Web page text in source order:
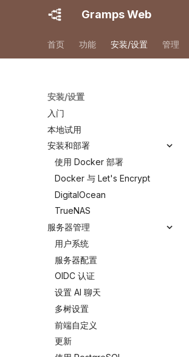
Gramps Web
首页 功能 安装/设置 管理
安装/设置
入门
本地试用
安装和部署
使用 Docker 部署
Docker 与 Let's Encrypt
DigitalOcean
TrueNAS
服务器管理
用户系统
服务器配置
OIDC 认证
设置 AI 聊天
多树设置
前端自定义
更新